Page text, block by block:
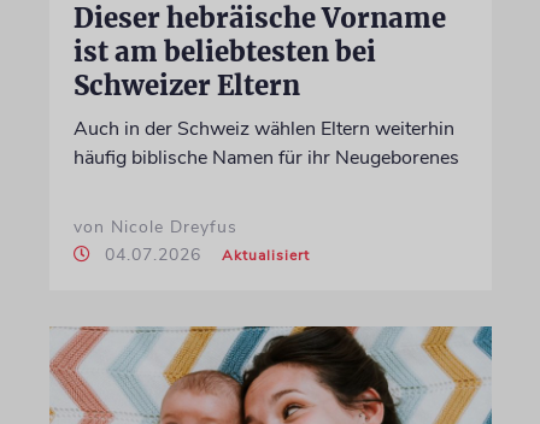
Dieser hebräische Vorname
ist am beliebtesten bei
Schweizer Eltern
Auch in der Schweiz wählen Eltern weiterhin
häufig biblische Namen für ihr Neugeborenes
von Nicole Dreyfus
04.07.2026
Aktualisiert